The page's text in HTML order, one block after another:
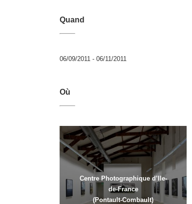
Quand
06/09/2011 - 06/11/2011
Où
Centre Photographique d’Ile-
de-France
(Pontault-Combault)